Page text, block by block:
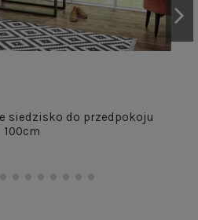
siedzisko do przedpokoju
100cm